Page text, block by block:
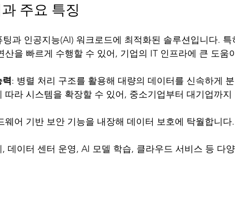
주요 특징
팅과 인공지능(AI) 워크로드에 최적화된 솔루션입니다.
산을 빠르게 수행할 수 있어, 기업의 IT 인프라에 큰 도움
: 병렬 처리 구조를 활용해 대량의 데이터를 신속하게
따라 시스템을 확장할 수 있어, 중소기업부터 대기업까
웨어 기반 보안 기능을 내장해 데이터 보호에 탁월합니다.
데이터 센터 운영, AI 모델 학습, 클라우드 서비스 등 다